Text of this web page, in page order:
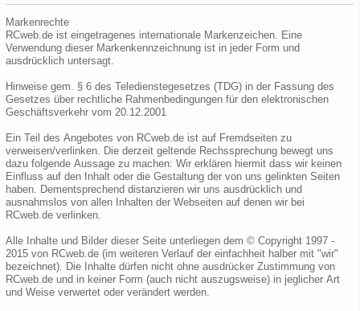
Markenrechte
RCweb.de ist eingetragenes internationale Markenzeichen. Eine
Verwendung dieser Markenkennzeichnung ist in jeder Form und
ausdrücklich untersagt.
Hinweise gem. § 6 des Teledienstegesetzes (TDG) in der Fassung des
Gesetzes über rechtliche Rahmenbedingungen für den elektronischen
Geschäftsverkehr vom 20.12.2001
Ein Teil des Angebotes von RCweb.de ist auf Fremdseiten zu
verweisen/verlinken. Die derzeit geltende Rechssprechung bewegt uns
dazu folgende Aussage zu machen: Wir erklären hiermit dass wir keinen
Einfluss auf den Inhalt oder die Gestaltung der von uns gelinkten Seiten
haben. Dementsprechend distanzieren wir uns ausdrücklich und
ausnahmslos von allen Inhalten der Webseiten auf denen wir bei
RCweb.de verlinken.
Alle Inhalte und Bilder dieser Seite unterliegen dem © Copyright 1997 -
2015 von RCweb.de (im weiteren Verlauf der einfachheit halber mit "wir"
bezeichnet). Die Inhalte dürfen nicht ohne ausdrücker Zustimmung von
RCweb.de und in keiner Form (auch nicht auszugsweise) in jeglicher Art
und Weise verwertet oder verändert werden.